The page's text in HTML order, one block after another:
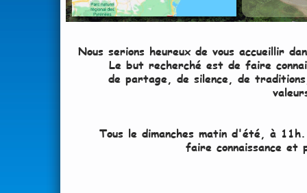
Nous serions heureux de vous accueillir
Le but recherché est de faire
de partage, de silence, de
Tous le dimanches matin d'été, à
faire connaissance et